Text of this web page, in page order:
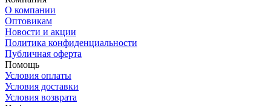
О компании
Оптовикам
Новости и акции
Политика конфиденциальности
Публичная оферта
Помощь
Условия оплаты
Условия доставки
Условия возврата